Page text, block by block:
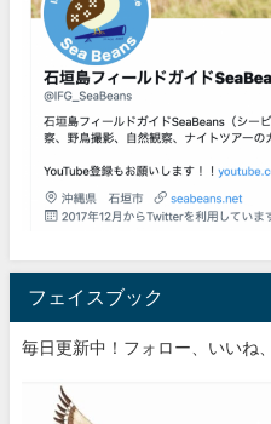
フェイスブック
毎日更新中！フォロー、いいね